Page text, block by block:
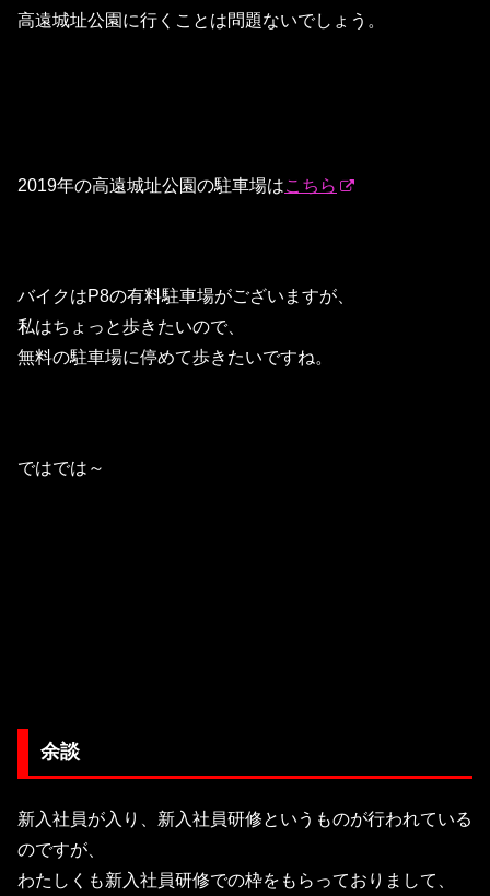
高遠城址公園に行くことは問題ないでしょう。
2019年の高遠城址公園の駐車場はこちら
バイクはP8の有料駐車場がございますが、
私はちょっと歩きたいので、
無料の駐車場に停めて歩きたいですね。
ではでは～
余談
新入社員が入り、新入社員研修というものが行われている
のですが、
わたしくも新入社員研修での枠をもらっておりまして、